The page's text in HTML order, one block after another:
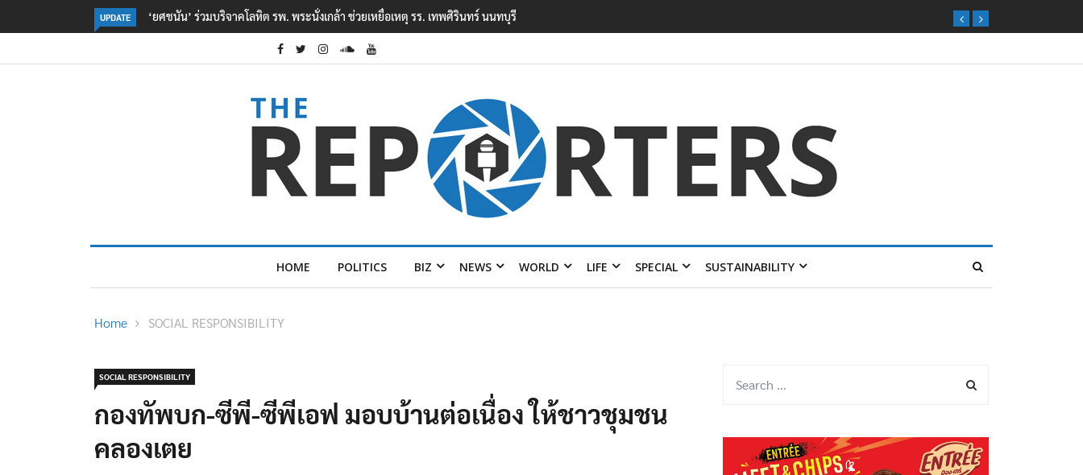
UPDATE ตร. อยู่ระหว่างสอบสวนแรงจูงใจ เหตุยิงในโรงเรียนเทพศิรินทร์ นนทบุรี พบเด็กก่อเหตุเครียดเรื่องเรียน
HOME POLITICS BIZ NEWS WORLD LIFE SPECIAL SUSTAINABILITY
Home SOCIAL RESPONSIBILITY
SOCIAL RESPONSIBILITY
กองทัพบก-ซีพี-ซีพีเอฟ มอบบ้านต่อเนื่อง ให้ชาวชุมชน
คลองเตย